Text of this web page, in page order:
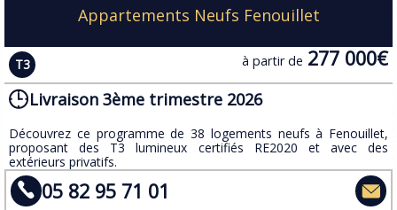
Appartements Neufs Fenouillet
T3 à partir de 277 000€
Livraison 3ème trimestre 2026
​Découvrez ce programme de 38 logements neufs à Fenouillet,
proposant des T3 lumineux certifiés RE2020 et avec des
extérieurs privatifs.
05 82 95 71 01